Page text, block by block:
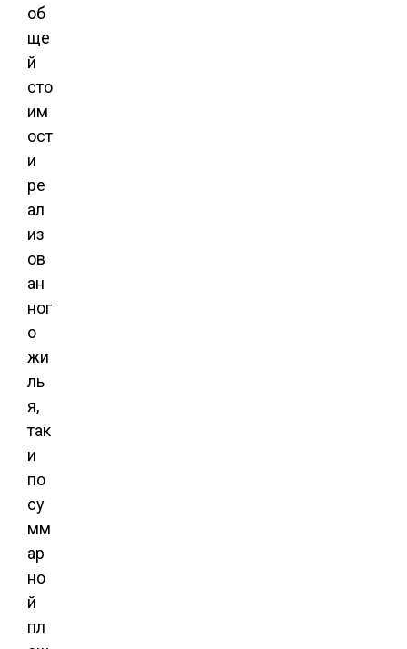
об
ще
й
сто
им
ост
и
ре
ал
из
ов
ан
ног
о
жи
ль
я,
так
и
по
су
мм
ар
но
й
пл